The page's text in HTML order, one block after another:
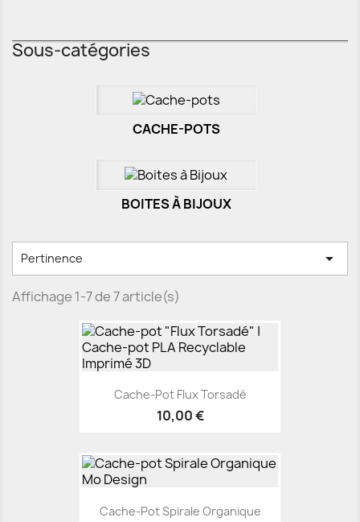
Sous-catégories
CACHE-POTS
BOITES À BIJOUX
Pertinence 
Affichage 1-7 de 7 article(s)
Cache-Pot Flux Torsadé
10,00 €
Cache-Pot Spirale Organique